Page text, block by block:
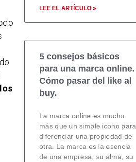
LEE EL ARTÍCULO »
5 consejos básicos
para una marca online.
Cómo pasar del like al
buy.
La marca online es mucho
más que un simple icono para
diferenciar una propiedad de
otra. La marca es la esencia
de una empresa, su alma, su